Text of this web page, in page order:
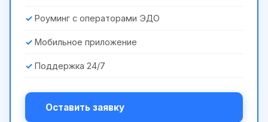
Роуминг с операторами ЭДО
Мобильное приложение
Поддержка 24/7
Оставить заявку